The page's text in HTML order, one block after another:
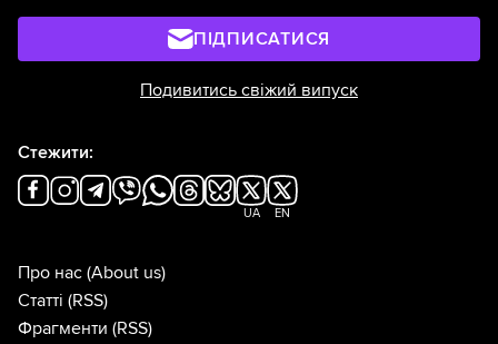
ПІДПИСАТИСЯ
Подивитись свіжий випуск
Стежити:
UA EN
Про нас (About us)
Статті (RSS)
Фрагменти (RSS)